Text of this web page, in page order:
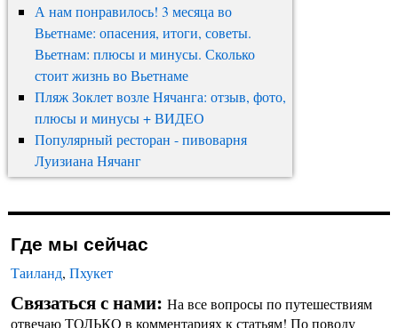
А нам понравилось! 3 месяца во
Вьетнаме: опасения, итоги, советы.
Вьетнам: плюсы и минусы. Сколько
стоит жизнь во Вьетнаме
Пляж Зоклет возле Нячанга: отзыв, фото,
плюсы и минусы + ВИДЕО
Популярный ресторан - пивоварня
Луизиана Нячанг
Где мы сейчас
Таиланд, Пхукет
Связаться с нами: На все вопросы по путешествиям
отвечаю ТОЛЬКО в комментариях к статьям! По поводу